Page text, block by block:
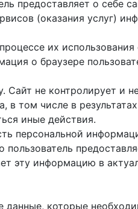
предоставляет о
(оказания услуг)
их
о браузере
не контролирует и
том числе в
иные действия.
персональной
пользователь
эту информацию в
данные, которые